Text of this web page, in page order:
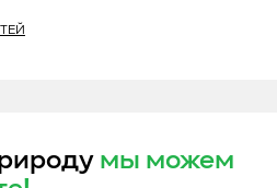
мы можем